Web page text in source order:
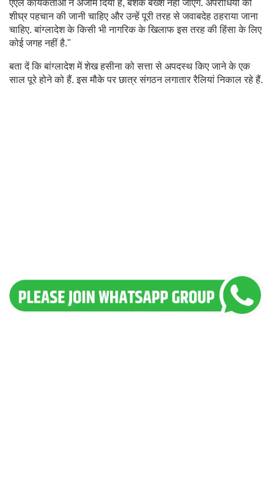
एएल कार्यकर्ताओं ने अंजाम दिया है, बेशक बख्शे नहीं जाएंगे. अपराधियों की
शीघ्र पहचान की जानी चाहिए और उन्हें पूरी तरह से जवाबदेह ठहराया जाना
चाहिए. बांग्लादेश के किसी भी नागरिक के खिलाफ इस तरह की हिंसा के लिए
कोई जगह नहीं है."
बता दें कि बांग्लादेश में शेख हसीना को सत्ता से अपदस्थ किए जाने के एक
साल पूरे होने को हैं. इस मौके पर छात्र संगठन लगातार रैलियां निकाल रहे हैं.